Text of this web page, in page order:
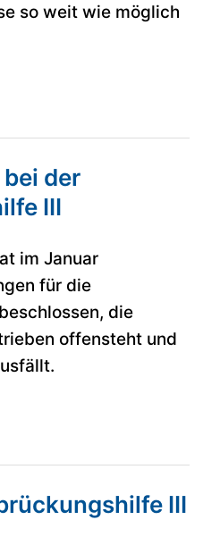
so weit wie möglich
der
III
im Januar
für die
die
offensteht und
III